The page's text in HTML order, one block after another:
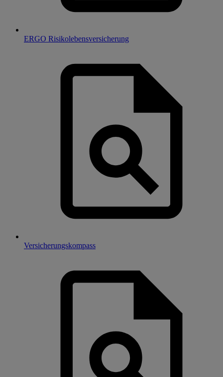
ERGO Risikolebensversicherung
Versicherungskompass